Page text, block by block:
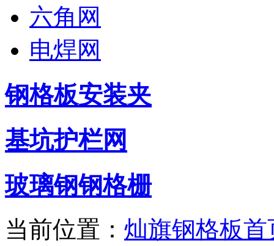
六角网
电焊网
钢格板安装夹
基坑护栏网
玻璃钢钢格栅
当前位置： 灿旗钢格板首